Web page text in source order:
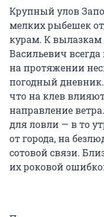
Крупный улов
мелких рыбешек
курам. К вылазкам
Васильевич
на протяжении
погодный
что на клев
направление
для ловли — в то
от города, на
сотовой связи.
их роковой